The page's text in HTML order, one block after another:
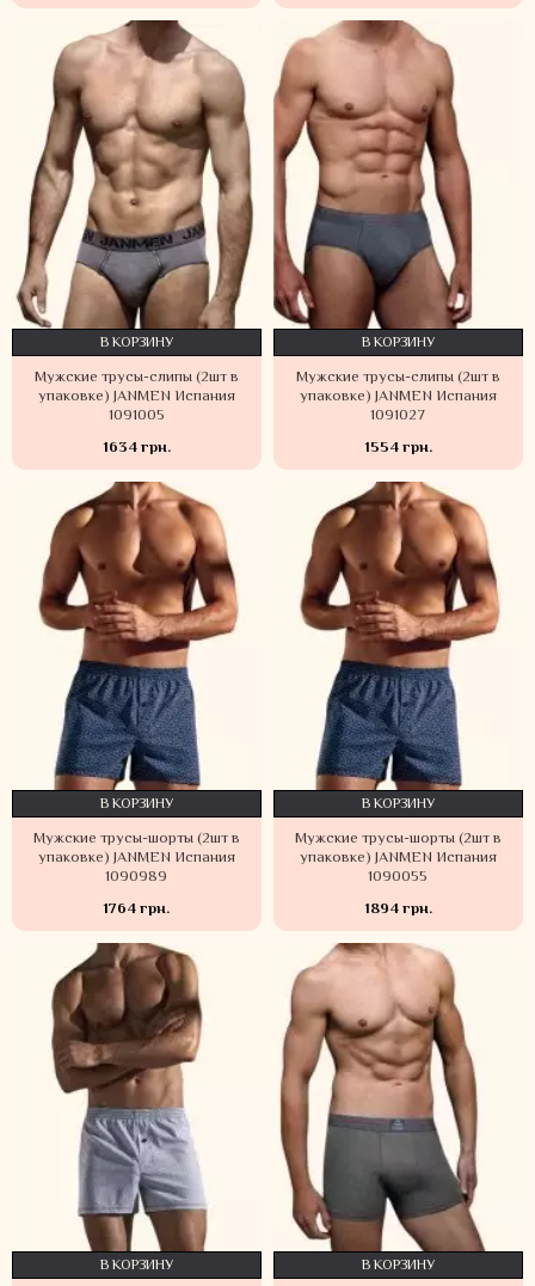
Мужские трусы-слипы (2шт в
упаковке) JANMEN Испания
1091005
1634 грн.
В КОРЗИНУ
Мужские трусы-слипы (2шт в
упаковке) JANMEN Испания
1091027
1554 грн.
В КОРЗИНУ
Мужские трусы-шорты (2шт в
упаковке) JANMEN Испания
1090989
1764 грн.
В КОРЗИНУ
Мужские трусы-шорты (2шт в
упаковке) JANMEN Испания
1090055
1894 грн.
В КОРЗИНУ
В КОРЗИНУ В КОРЗИНУ